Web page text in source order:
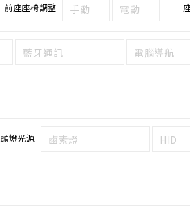
前座座椅調整 手動 電動
藍牙通訊 電腦導航
頭燈光源 鹵素燈 HID